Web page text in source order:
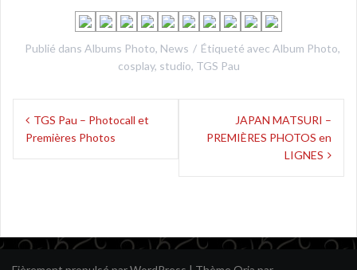
Publié dans Albums Photo, News Étiqueté avec Album Photo,
cosplay, studio, TGS Pau
Navigation
de
TGS Pau – Photocall et
Premières Photos
JAPAN MATSURI –
PREMIÈRES PHOTOS en
LIGNES